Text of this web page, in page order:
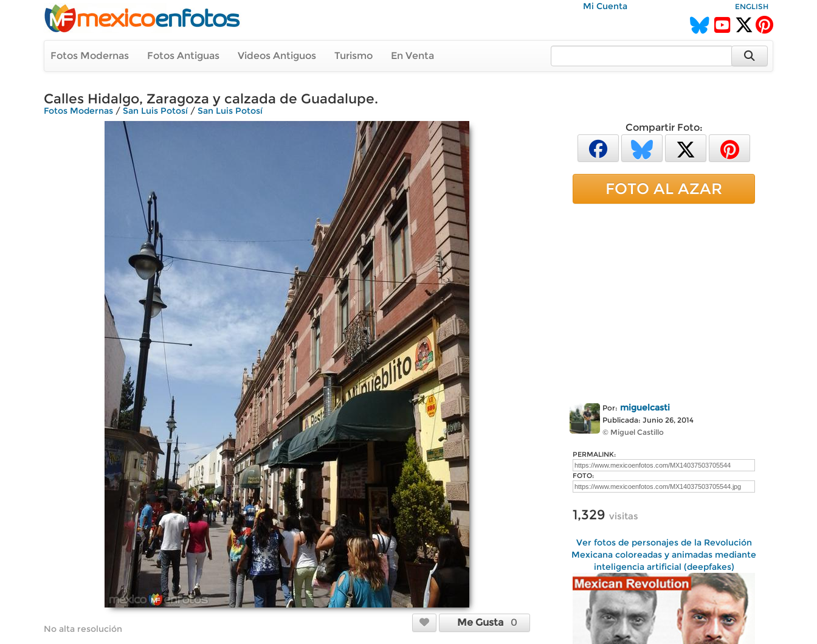
Mi Cuenta ENGLISH
Fotos Modernas Fotos Antiguas Videos Antiguos Turismo En Venta
Calles Hidalgo, Zaragoza y calzada de Guadalupe.
Fotos Modernas / San Luis Potosí / San Luis Potosí
No alta resolución
Me Gusta 0
Compartir Foto:
FOTO AL AZAR
Por: miguelcasti
Publicada: Junio 26, 2014
© Miguel Castillo
PERMALINK:
FOTO:
1,329 visitas
Ver fotos de personajes de la Revolución
Mexicana coloreadas y animadas mediante
inteligencia artificial (deepfakes)